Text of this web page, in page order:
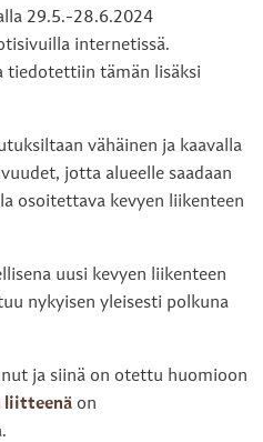
29.5.-28.6.2024
internetissä.
tiedotettiin tämän lisäksi
vähäinen ja kaavalla
jotta alueelle saadaan
osoitettava kevyen liikenteen
uusi kevyen liikenteen
nykyisen yleisesti polkuna
ja siinä on otettu huomioon
liitteenä on